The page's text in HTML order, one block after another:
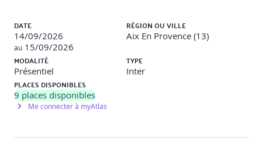
Savoir repérer chez ses interlocuteurs sa position
dans la matrice
Adapter sa communication en fonction de la position
dans la matrice
Module 6 : Parties de personnalité et Canaux de
communication
Identifier sa perception préférée
DATE
14/09/2026
au 15/09/2026
RÉGION OU VILLE
Aix En Provence (13)
MODALITÉ
Présentiel
TYPE
Inter
PLACES DISPONIBLES
9 places disponibles
Me connecter à myAtlas